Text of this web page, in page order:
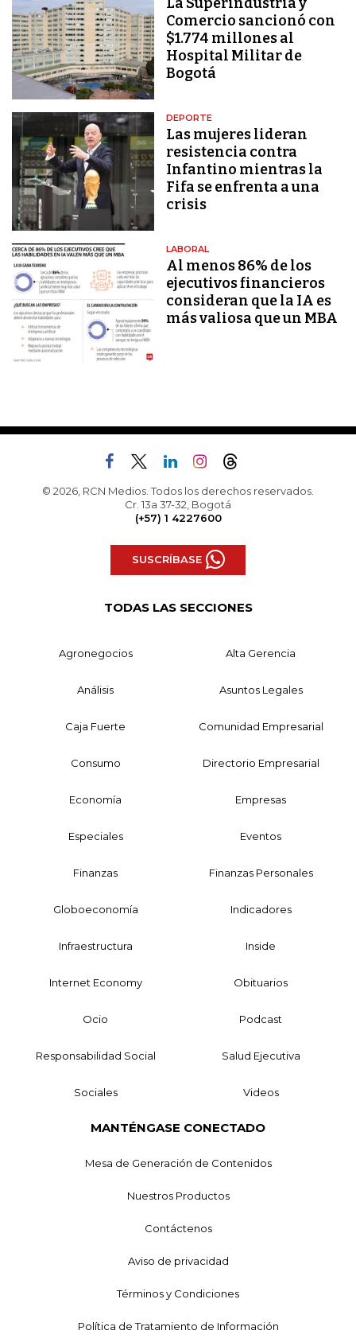
Comercio sancionó con
$1.774 millones al
Hospital Militar de
Bogotá
DEPORTE
Las mujeres lideran
resistencia contra
Infantino mientras la
Fifa se enfrenta a una
crisis
LABORAL
Al menos 86% de los
ejecutivos financieros
consideran que la IA es
más valiosa que un MBA
© 2026, RCN Medios. Todos los derechos reservados.
Cr. 13a 37-32, Bogotá
(+57) 1 4227600
SUSCRÍBASE
TODAS LAS SECCIONES
Agronegocios Alta Gerencia
Análisis Asuntos Legales
Caja Fuerte Comunidad Empresarial
Consumo Directorio Empresarial
Economía Empresas
Especiales Eventos
Finanzas Finanzas Personales
Globoeconomía Indicadores
Infraestructura Inside
Internet Economy Obituarios
Ocio Podcast
Responsabilidad Social Salud Ejecutiva
Sociales Videos
MANTÉNGASE CONECTADO
Mesa de Generación de Contenidos
Nuestros Productos
Contáctenos
Aviso de privacidad
Términos y Condiciones
Política de Tratamiento de Información